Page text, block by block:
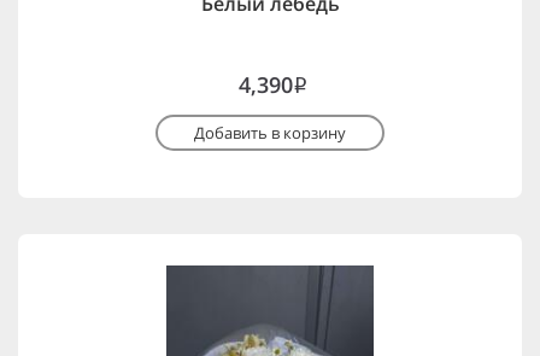
4,390i
Добавить в корзину